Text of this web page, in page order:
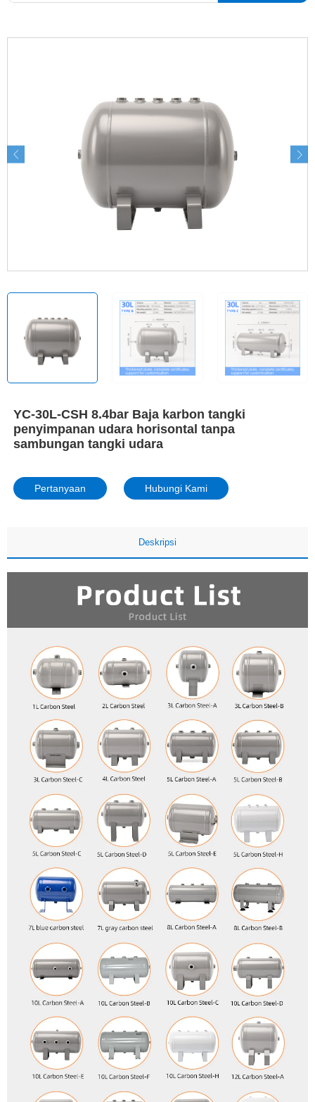
YC-30L-CSH 8.4bar Baja karbon tangki
penyimpanan udara horisontal tanpa
sambungan tangki udara
Pertanyaan Hubungi Kami
Deskripsi